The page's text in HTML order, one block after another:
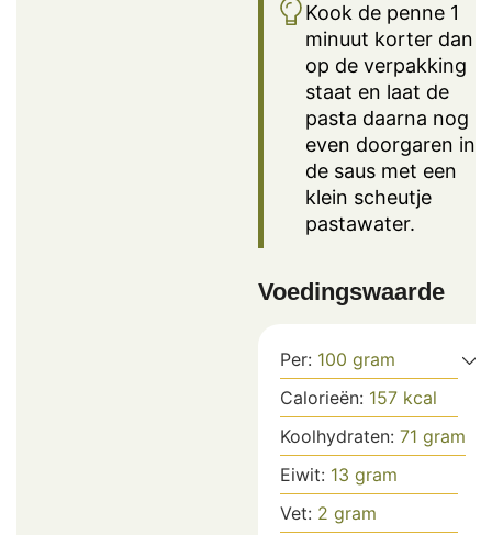
Kook de penne 1
minuut korter dan
op de verpakking
staat en laat de
pasta daarna nog
even doorgaren in
de saus met een
klein scheutje
pastawater.
Voedingswaarde
Per: 100 gram
Calorieën: 157 kcal
Koolhydraten: 71 gram
Eiwit: 13 gram
Vet: 2 gram